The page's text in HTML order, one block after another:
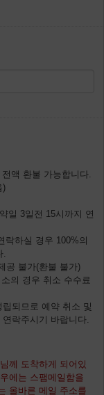
액 환불 가능합니다.
)
일 3일전 15시까지 연
하실 경우 100%의
공 불가(환불 불가)
의 경우 취소 수수료
되므로 예약 취소 및
락주시기 바랍니다.
께 도착하게 되어있
에는 스팸메일함을
올바른 메일 주소를